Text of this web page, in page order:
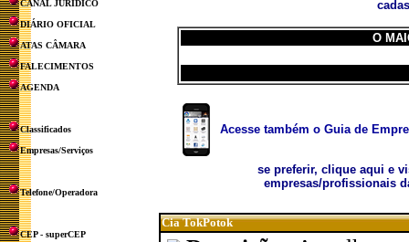
CANAL JURÍDICO
DIÁRIO OFICIAL
ATAS CÂMARA
FALECIMENTOS
AGENDA
Classificados
Empresas/Serviços
Telefone/Operadora
CEP - superCEP
O
Acesse também o Guia de
se preferir, clique aqui e
empresas/profissionais
Cia TokPotok